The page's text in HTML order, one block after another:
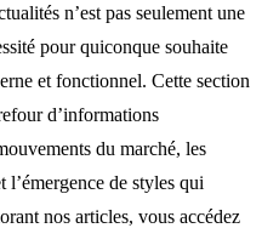
n’est pas seulement une
pour quiconque souhaite
et fonctionnel. Cette section
d’informations
du marché, les
de styles qui
nos articles, vous accédez